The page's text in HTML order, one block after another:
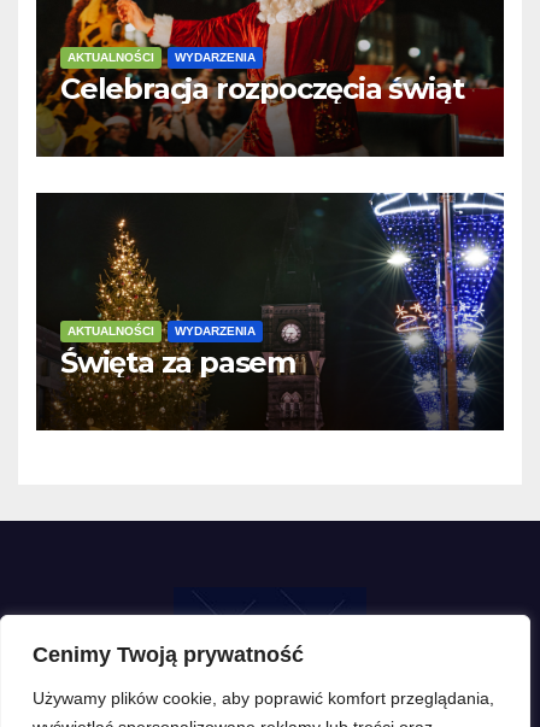
Cenimy Twoją prywatność
Używamy plików cookie, aby poprawić komfort przeglądania,
AKTUALNOŚCI WYDARZENIA
Celebracja rozpoczęcia świąt
AKTUALNOŚCI WYDARZENIA
Święta za pasem